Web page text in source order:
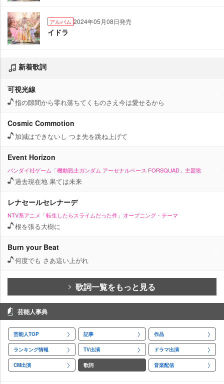
アルバム 2024年05月08日発売
イドラ
新着歌詞
可視光線
指の隙間から零れ落ちてくものさえ今は愛せるから
Cosmic Commotion
加減はできないし つま先を跳ね上げて
Event Horizon
バンダイ社ゲーム「機動戦士ガンダム アーセナルベース FORSQUAD」主題歌
過去現在地 果ては未来
レナセールセレナーデ
NTV系アニメ「転生したらスライムだった件」オープニング・テーマ
根を張る大樹に
Burn your Beat
何度でも さあ這い上がれ
歌詞一覧をもっと見る
芸能人事典
芸能人TOP 記事 作品
ランキング情報 TV出演 ドラマ出演
CM出演 歌詞 音楽配信